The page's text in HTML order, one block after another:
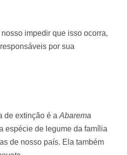
impedir que isso ocorra,
por sua
de extinção é a Abarema
espécie de legume da família
de nosso país. Ela também